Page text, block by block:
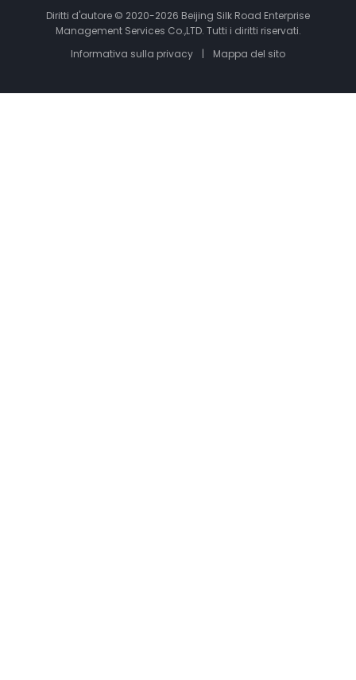
Diritti d'autore © 2020-2026 Beijing Silk Road Enterprise
Management Services Co.,LTD. Tutti i diritti riservati.
Informativa sulla privacy
| Mappa del sito